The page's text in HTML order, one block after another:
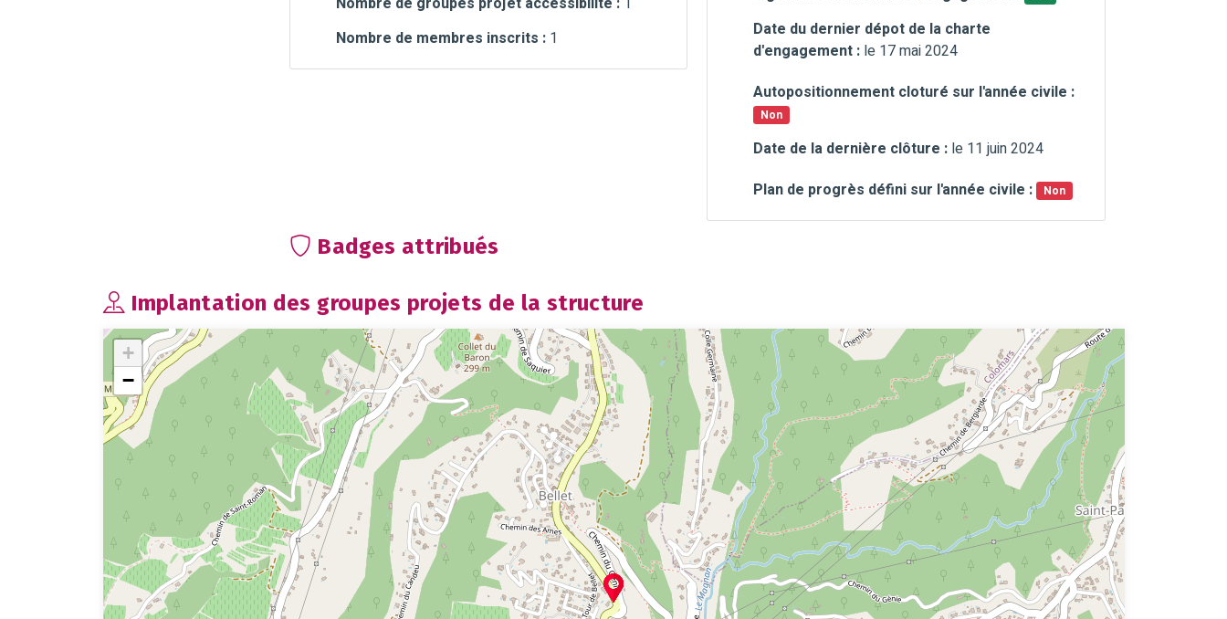
Nombre de membres inscrits :1
Date du dernier dépot de la charte
d'engagement : le 17 mai 2024
Autopositionnement cloturé sur l'année civile :
Non
Date de la dernière clôture : le 11 juin 2024
Plan de progrès défini sur l'année civile :
Non
Badges attribués
Implantation des groupes projets de la structure
+
−